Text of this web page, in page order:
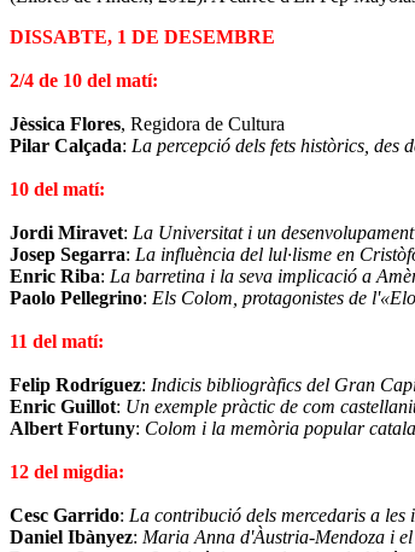
DISSABTE, 1 DE DESEMBRE
2/4 de 10 del matí:
Jèssica Flores, Regidora de Cultura
Pilar Calçada: La percepció dels fets històrics, des
10 del matí:
Jordi Miravet: La Universitat i un
Josep Segarra: La influència del lul·lisme en
Enric Riba: La barretina i la seva implicació a
Paolo Pellegrino: Els Colom, protagonistes de
11 del matí:
Felip Rodríguez: Indicis bibliogràfics del Gran
Enric Guillot: Un exemple pràctic de com
Albert Fortuny: Colom i la memòria popular
12 del migdia:
Cesc Garrido: La contribució dels mercedaris a les
Daniel Ibànyez: Maria Anna d'Àustria-Mendoza i